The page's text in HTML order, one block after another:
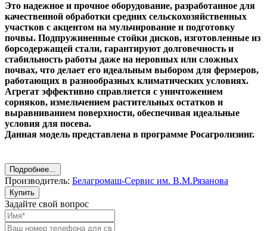
Это надежное и прочное оборудование, разработанное для
качественной обработки средних сельскохозяйственных
участков с акцентом на мульчирование и подготовку
почвы. Подпружиненные стойки дисков, изготовленные из
борсодержащей стали, гарантируют долговечность и
стабильность работы даже на неровных или сложных
почвах, что делает его идеальным выбором для фермеров,
работающих в разнообразных климатических условиях.
Агрегат эффективно справляется с уничтожением
сорняков, измельчением растительных остатков и
выравниванием поверхности, обеспечивая идеальные
условия для посева.
Данная модель представлена в программе Росагролизинг.
Подробнее...
Производитель: Белагромаш-Сервис им. В.М.Рязанова
Купить
Задайте свой вопрос